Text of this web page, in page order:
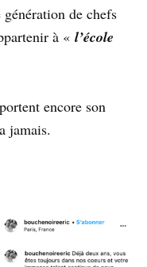
de chefs
à « l’école
encore son
jamais.